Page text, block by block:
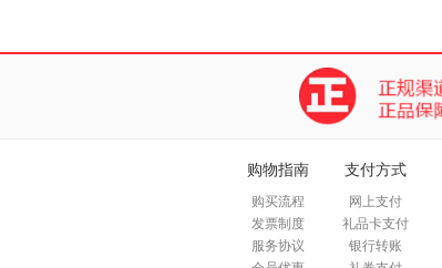
购物指南
购买流程
发票制度
服务协议
支付方式
网上支付
礼品卡支付
银行转账